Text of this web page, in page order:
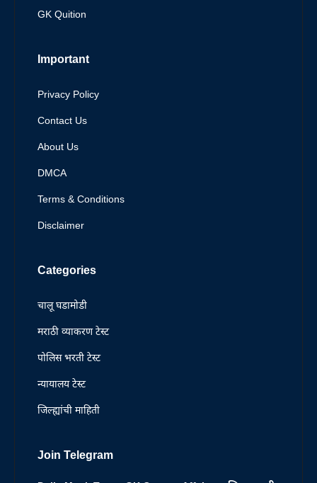
GK Quition
Important
Privacy Policy
Contact Us
About Us
DMCA
Terms & Conditions
Disclaimer
Categories
चालू घडामोडी
मराठी व्याकरण टेस्ट
पोलिस भरती टेस्ट
न्यायालय टेस्ट
जिल्ह्यांची माहिती
Join Telegram